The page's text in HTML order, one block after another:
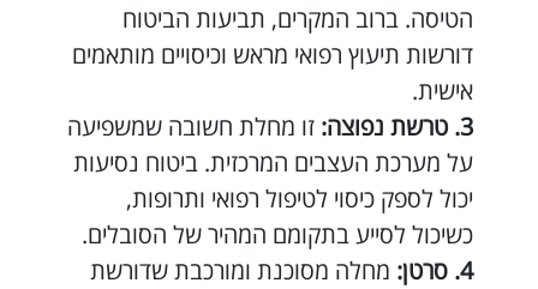
הטיסה. ברוב המקרים, תביעות הביטוח
דורשות תיעוץ רפואי מראש וכיסויים מותאמים
אישית.
טרשת נפוצה: זו מחלת חשובה שמשפיעה
על מערכת העצבים המרכזית. ביטוח נסיעות
יכול לספק כיסוי לטיפול רפואי ותרופות,
כשיכול לסייע בתקומם המהיר של הסובלים.
סרטן: מחלה מסוכנת ומורכבת שדורשת